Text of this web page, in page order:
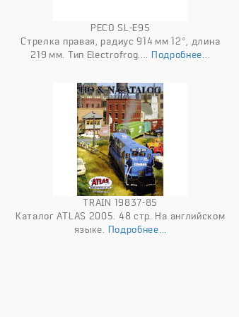
PECO SL-E95
Стрелка правая, радиус 914 мм 12°, длина
219 мм. Тип Electrofrog.... Подробнее...
TRAIN 19837-85
Каталог ATLAS 2005. 48 стр. На английском
языке. Подробнее...